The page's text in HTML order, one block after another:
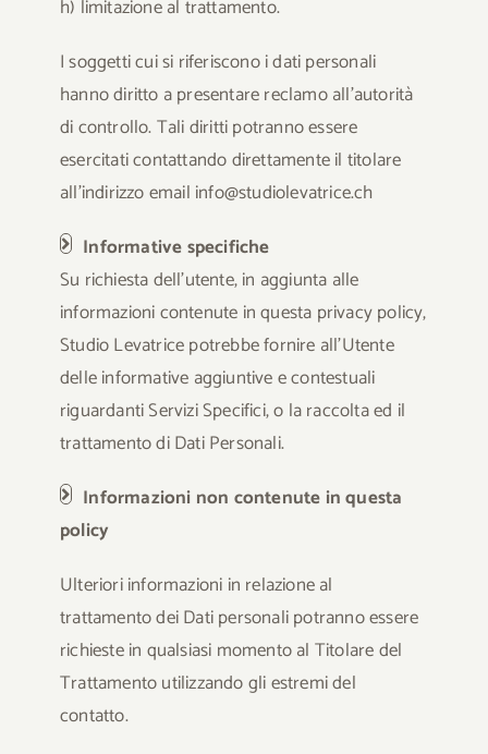
h) limitazione al trattamento.
I soggetti cui si riferiscono i dati personali
hanno diritto a presentare reclamo all’autorità
di controllo. Tali diritti potranno essere
esercitati contattando direttamente il titolare
all’indirizzo email info@studiolevatrice.ch
Informative specifiche
Su richiesta dell’utente, in aggiunta alle
informazioni contenute in questa privacy policy,
Studio Levatrice potrebbe fornire all’Utente
delle informative aggiuntive e contestuali
riguardanti Servizi Specifici, o la raccolta ed il
trattamento di Dati Personali.
Informazioni non contenute in questa
policy
Ulteriori informazioni in relazione al
trattamento dei Dati personali potranno essere
richieste in qualsiasi momento al Titolare del
Trattamento utilizzando gli estremi del
contatto.